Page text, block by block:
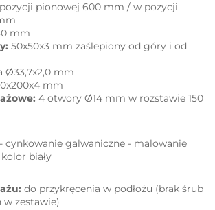
pionowej 600 mm / w pozycji
mm
50x50x3 mm zaślepiony od góry i od
Ø33,7x2,0 mm
mm
4 otwory Ø14 mm w rozstawie 150
cynkowanie galwaniczne - malowanie
biały
do przykręcenia w podłożu (brak śrub
zestawie)